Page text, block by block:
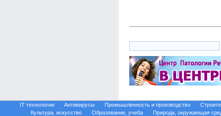
IT технологии Антивирусы Промышленность и производство
Культура, искусство
Образование, учеба
Природа, окружающая